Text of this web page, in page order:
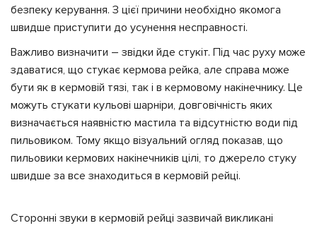
безпеку керування. З цієї причини необхідно якомога
швидше приступити до усунення несправності.
Важливо визначити – звідки йде стукіт. Під час руху може
здаватися, що стукає кермова рейка, але справа може
бути як в кермовій тязі, так і в кермовому накінечнику. Це
можуть стукати кульові шарніри, довговічність яких
визначається наявністю мастила та відсутністю води під
пильовиком. Тому якщо візуальний огляд показав, що
пильовики кермових накінечників цілі, то джерело стуку
швидше за все знаходиться в кермовій рейці.
Сторонні звуки в кермовій рейці зазвичай викликані